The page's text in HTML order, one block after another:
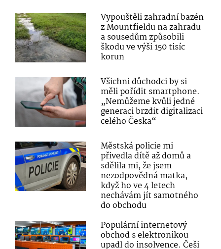
Vypouštěli zahradní bazén
z Mountfieldu na zahradu
a sousedům způsobili
škodu ve výši 150 tisíc
korun
Všichni důchodci by si
měli pořídit smartphone.
„Nemůžeme kvůli jedné
generaci brzdit digitalizaci
celého Česka“
Městská policie mi
přivedla dítě až domů a
sdělila mi, že jsem
nezodpovědná matka,
když ho ve 4 letech
nechávám jít samotného
do obchodu
Populární internetový
obchod s elektronikou
upadl do insolvence. Češi